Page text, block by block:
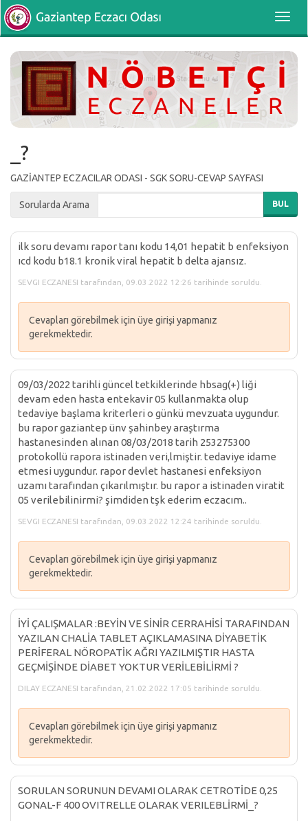
_?
GAZİANTEP ECZACILAR ODASI - SGK SORU-CEVAP SAYFASI
Sorularda Arama BUL
ilk soru devamı rapor tanı kodu 14,01 hepatit b enfeksiyon
ıcd kodu b18.1 kronik viral hepatit b delta ajansız.
SEVGI ECZANESI tarafından, 09.03.2022 12:26 tarihinde soruldu.
Cevapları görebilmek için üye girişi yapmanız
gerekmektedir.
09/03/2022 tarihli güncel tetkiklerinde hbsag(+) liği
devam eden hasta entekavir 05 kullanmakta olup
tedaviye başlama kriterleri o günkü mevzuata uygundur.
bu rapor gaziantep ünv şahinbey araştırma
hastanesinden alınan 08/03/2018 tarih 253275300
protokollü rapora istinaden veri,lmiştir. tedaviye idame
etmesi uygundur. rapor devlet hastanesi enfeksiyon
uzamı tarafından çıkarılmıştır. bu rapor a istinaden viratit
05 verilebilinirmi? şimdiden tşk ederim eczacım..
SEVGI ECZANESI tarafından, 09.03.2022 12:24 tarihinde soruldu.
Cevapları görebilmek için üye girişi yapmanız
gerekmektedir.
İYİ ÇALIŞMALAR :BEYİN VE SİNİR CERRAHİSİ TARAFINDAN
YAZILAN CHALİA TABLET AÇIKLAMASINA DİYABETİK
PERİFERAL NÖROPATİK AĞRI YAZILMIŞTIR HASTA
GEÇMİŞİNDE DİABET YOKTUR VERİLEBİLİRMİ ?
DILAY ECZANESI tarafından, 21.02.2022 17:05 tarihinde soruldu.
Cevapları görebilmek için üye girişi yapmanız
gerekmektedir.
SORULAN SORUNUN DEVAMI OLARAK CETROTİDE 0,25
GONAL-F 400 OVITRELLE OLARAK VERILEBLİRMİ_?